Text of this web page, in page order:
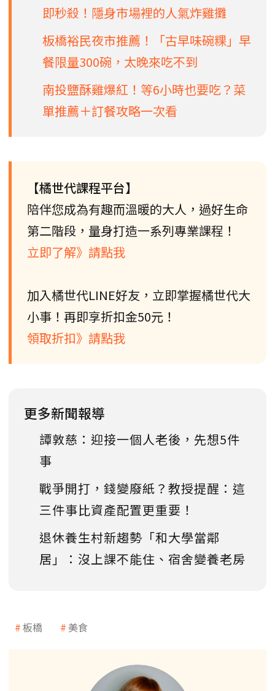
即秒殺！隱身市場裡的人氣炸雞攤
板橋裕民夜市推薦！「古早味碗粿」早
餐限量300碗，太晚來吃不到
南投鹽酥雞爆紅！等6小時也要吃？菜
單推薦＋訂餐攻略一次看
【橘世代課程平台】
陪伴您成為有趣而溫暖的大人，過好生命
第二階段，量身打造一系列專業課程！
立即了解》請點我
加入橘世代LINE好友，立即掌握橘世代大
小事！再即享折扣金50元！
領取折扣》請點我
更多新聞報導
譚敦慈：迎接一個人老後，先想5件
事
戰爭開打，錢變廢紙？教授提醒：這
三件事比資產配置更重要！
退休養生村新趨勢「和大學當鄰
居」：沒上課不能住、宿舍變養老房
板橋 美食